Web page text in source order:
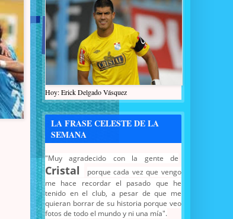
Hoy: Erick Delgado Vásquez
LA FRASE CELESTE DE LA
SEMANA
"Muy agradecido con la gente de
Cristal
porque cada vez que vengo
me hace recordar el pasado que he
tenido en el club, a pesar de que me
quieran borrar de su historia porque veo
fotos de todo el mundo y ni una mía".